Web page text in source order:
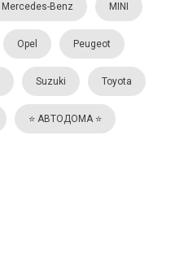
Mercedes-Benz MINI
Opel Peugeot
Suzuki Toyota
⭐️ АВТОДОМА ⭐️